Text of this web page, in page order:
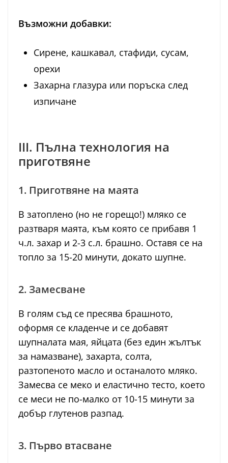
Възможни добавки:
Сирене, кашкавал, стафиди, сусам,
орехи
Захарна глазура или поръска след
изпичане
III. Пълна технология на
приготвяне
1. Приготвяне на маята
В затоплено (но не горещо!) мляко се
разтваря маята, към която се прибавя 1
ч.л. захар и 2-3 с.л. брашно. Оставя се на
топло за 15-20 минути, докато шупне.
2. Замесване
В голям съд се пресява брашното,
оформя се кладенче и се добавят
шупналата мая, яйцата (без един жълтък
за намазване), захарта, солта,
разтопеното масло и останалото мляко.
Замесва се меко и еластично тесто, което
се меси не по-малко от 10-15 минути за
добър глутенов разпад.
3. Първо втасване